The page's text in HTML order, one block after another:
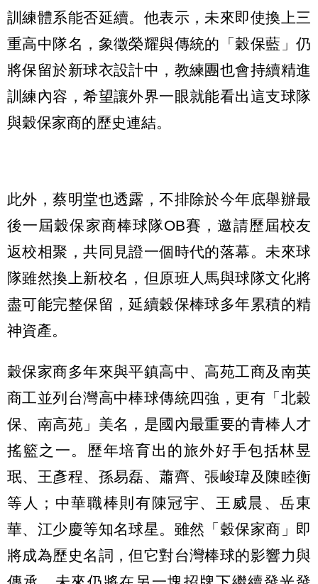
訓練體系能否延續。他表示，未來即使換上三
重高中隊名，象徵榮耀與傳統的「穀保藍」仍
將保留於新球衣設計中，教練團也會持續精進
訓練內容，希望讓外界一眼就能看出這支球隊
與穀保家商的歷史連結。
此外，蔡明堂也透露，不排除於今年底舉辦最
後一屆穀保家商棒球隊OB賽，邀請歷屆校友
返校相聚，共同見證一個時代的落幕。未來球
隊雖然換上新校名，但原班人馬與球隊文化將
盡可能完整保留，延續穀保棒球多年累積的精
神資產。
穀保家商多年來與平鎮高中、高苑工商及南英
商工並列台灣高中棒球傳統四強，更有「北穀
保、南高苑」美名，是國內最重要的青棒人才
搖籃之一。歷年培育出的旅外好手包括林昱
珉、王彥程、孫易磊、蕭齊、張峻瑋及陳睦衡
等人；中華職棒則有陳冠宇、王威晨、岳東
華、江少慶等知名球星。雖然「穀保家商」即
將成為歷史名詞，但它對台灣棒球的影響力與